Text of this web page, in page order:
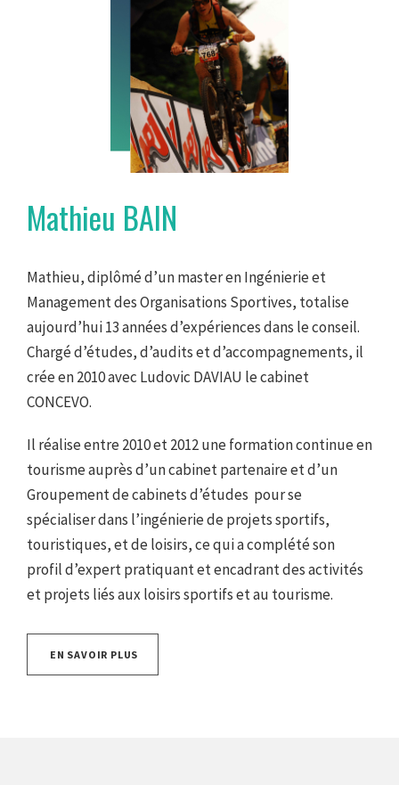
Mathieu BAIN
Mathieu, diplômé d’un master en Ingénierie et
Management des Organisations Sportives, totalise
aujourd’hui 13 années d’expériences dans le conseil.
Chargé d’études, d’audits et d’accompagnements, il
crée en 2010 avec Ludovic DAVIAU le cabinet
CONCEVO.
Il réalise entre 2010 et 2012 une formation continue en
tourisme auprès d’un cabinet partenaire et d’un
Groupement de cabinets d’études pour se
spécialiser dans l’ingénierie de projets sportifs,
touristiques, et de loisirs, ce qui a complété son
profil d’expert pratiquant et encadrant des activités
et projets liés aux loisirs sportifs et au tourisme.
EN SAVOIR PLUS